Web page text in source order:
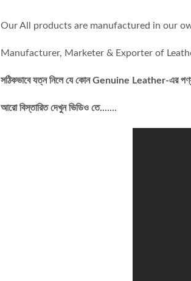
Our All products are manufactured in our
Manufacturer, Marketer & Exporter of
সঠিকভাবে যত্ন নিলে যে কোন Genuine Leather-এর পণ্য
আরো বিস্তারিত দেখুন ভিডিও তে.......